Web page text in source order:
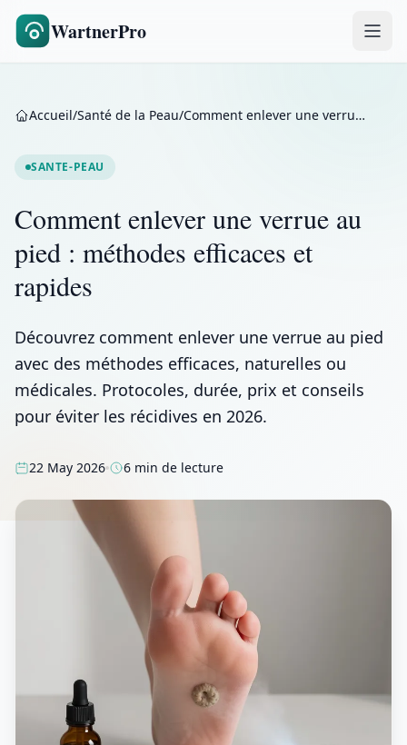
WartnerPro
Accueil/Santé de la Peau/ Comment enlever une verrue au pied : méthodes efficaces et rapides
SANTE-PEAU
Comment enlever une verrue au
pied : méthodes efficaces et
rapides
Découvrez comment enlever une verrue au pied
avec des méthodes efficaces, naturelles ou
médicales. Protocoles, durée, prix et conseils
pour éviter les récidives en 2026.
22 May 2026 6 min de lecture